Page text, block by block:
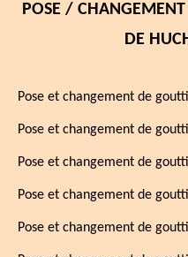
POSE / CHANGEMENT
DE
Pose et changement de
Pose et changement de
Pose et changement de
Pose et changement de
Pose et changement de